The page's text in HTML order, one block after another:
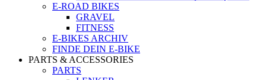
E-ROAD BIKES
GRAVEL
FITNESS
E-BIKES ARCHIV
FINDE DEIN E-BIKE
PARTS & ACCESSORIES
PARTS